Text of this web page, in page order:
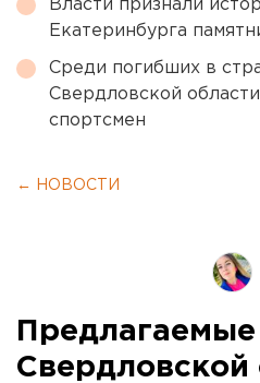
Власти признали
Екатеринбурга
Среди погибших в
Свердловской
спортсмен
← НОВОСТИ
Свердловской